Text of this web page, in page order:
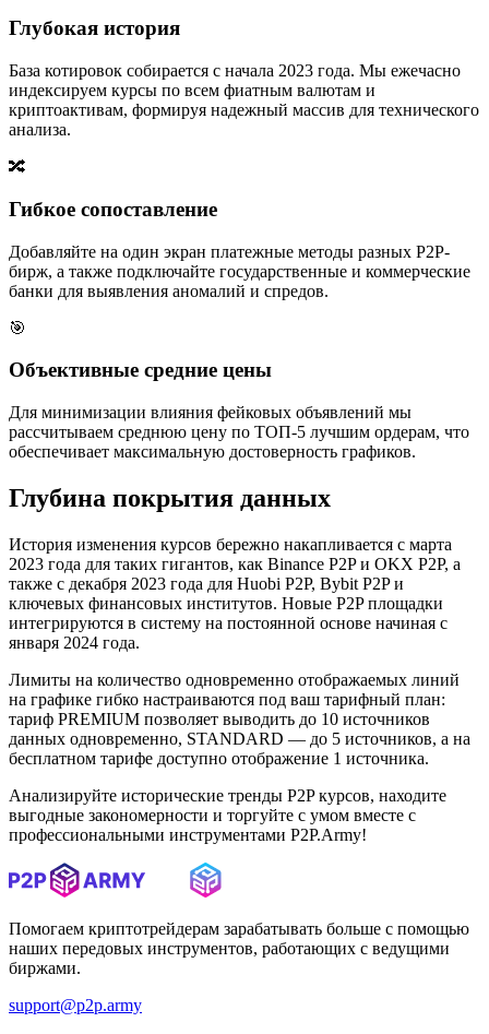
Глубокая история
База котировок собирается с начала 2023 года. Мы ежечасно
индексируем курсы по всем фиатным валютам и
криптоактивам, формируя надежный массив для технического
анализа.
🔀
Гибкое сопоставление
Добавляйте на один экран платежные методы разных P2P-
бирж, а также подключайте государственные и коммерческие
банки для выявления аномалий и спредов.
🎯
Объективные средние цены
Для минимизации влияния фейковых объявлений мы
рассчитываем среднюю цену по ТОП-5 лучшим ордерам, что
обеспечивает максимальную достоверность графиков.
Глубина покрытия данных
История изменения курсов бережно накапливается с марта
2023 года для таких гигантов, как Binance P2P и OKX P2P, а
также с декабря 2023 года для Huobi P2P, Bybit P2P и
ключевых финансовых институтов. Новые P2P площадки
интегрируются в систему на постоянной основе начиная с
января 2024 года.
Лимиты на количество одновременно отображаемых линий
на графике гибко настраиваются под ваш тарифный план:
тариф PREMIUM позволяет выводить до 10 источников
данных одновременно, STANDARD — до 5 источников, а на
бесплатном тарифе доступно отображение 1 источника.
Анализируйте исторические тренды P2P курсов, находите
выгодные закономерности и торгуйте с умом вместе с
профессиональными инструментами P2P.Army!
Помогаем криптотрейдерам зарабатывать больше с помощью
наших передовых инструментов, работающих с ведущими
биржами.
support@p2p.army